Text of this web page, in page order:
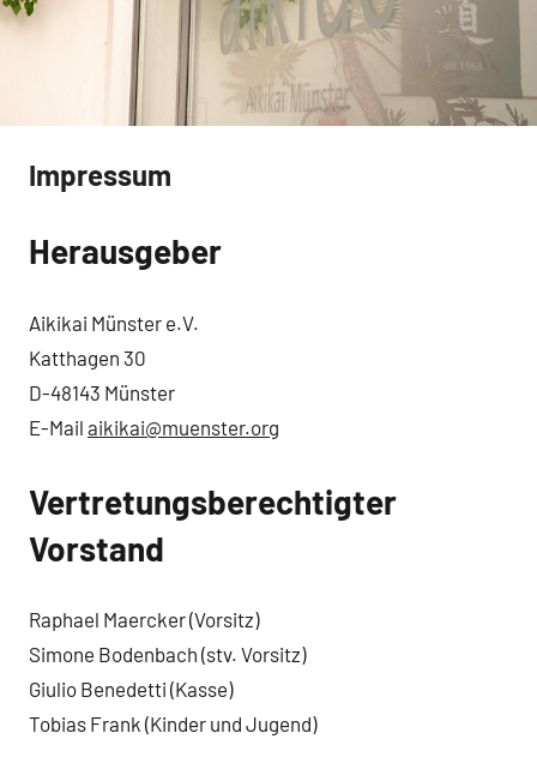
Impressum
Herausgeber
Aikikai Münster e.V.
Katthagen 30
D-48143 Münster
E-Mail aikikai@muenster.org
Vertretungsberechtigter
Vorstand
Raphael Maercker (Vorsitz)
Simone Bodenbach (stv. Vorsitz)
Giulio Benedetti (Kasse)
Tobias Frank (Kinder und Jugend)